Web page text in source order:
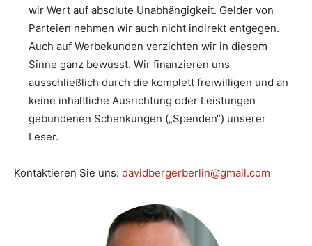
wir Wert auf absolute Unabhängigkeit. Gelder von
Parteien nehmen wir auch nicht indirekt entgegen.
Auch auf Werbekunden verzichten wir in diesem
Sinne ganz bewusst. Wir finanzieren uns
ausschließlich durch die komplett freiwilligen und an
keine inhaltliche Ausrichtung oder Leistungen
gebundenen Schenkungen („Spenden“) unserer
Leser.
Kontaktieren Sie uns: davidbergerberlin@gmail.com